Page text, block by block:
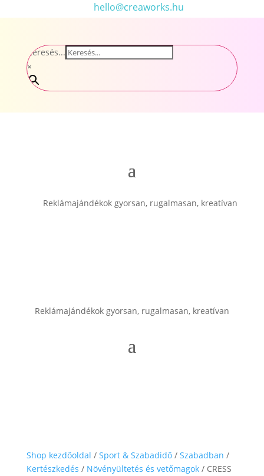
hello@creaworks.hu
Keresés...
×
Reklámajándékok gyorsan, rugalmasan, kreatívan
Reklámajándékok gyorsan, rugalmasan, kreatívan
Shop kezdőoldal / Sport & Szabadidő/ Szabadban /
Kertészkedés / Növényültetés és vetőmagok/ CRESS